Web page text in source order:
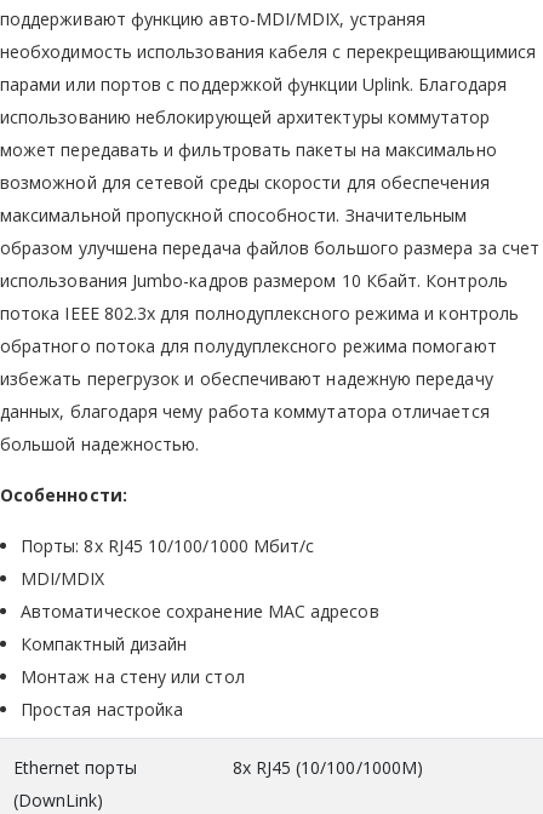
поддерживают функцию авто-MDI/MDIX, устраняя
необходимость использования кабеля с перекрещивающимися
парами или портов с поддержкой функции Uplink. Благодаря
использованию неблокирующей архитектуры коммутатор
может передавать и фильтровать пакеты на максимально
возможной для сетевой среды скорости для обеспечения
максимальной пропускной способности. Значительным
образом улучшена передача файлов большого размера за счет
использования Jumbo-кадров размером 10 Кбайт. Контроль
потока IEEE 802.3x для полнодуплексного режима и контроль
обратного потока для полудуплексного режима помогают
избежать перегрузок и обеспечивают надежную передачу
данных, благодаря чему работа коммутатора отличается
большой надежностью.
Особенности:
Порты: 8х RJ45 10/100/1000 Мбит/с
MDI/MDIX
Автоматическое сохранение MAC адресов
Компактный дизайн
Монтаж на стену или стол
Простая настройка
Ethernet порты
(DownLink)
8x RJ45 (10/100/1000M)